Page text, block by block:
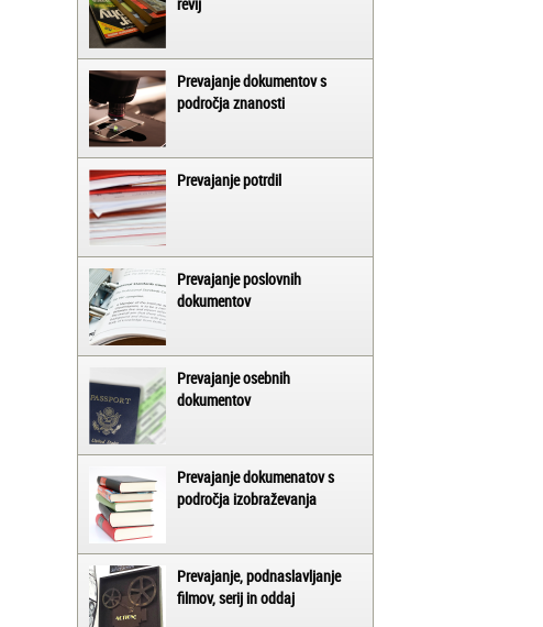
Prevajanje dokumentov s
področja znanosti
Prevajanje potrdil
Prevajanje poslovnih
dokumentov
Prevajanje osebnih
dokumentov
Prevajanje dokumenatov s
področja izobraževanja
Prevajanje, podnaslavljanje
filmov, serij in oddaj